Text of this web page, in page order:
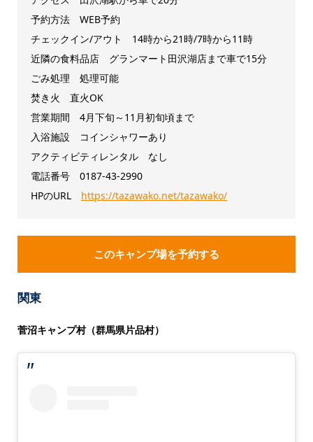
予約方法 WEB予約
チェックイン/アウト 14時から21時/7時から11時
近隣の食料品店 グランマート田沢湖店まで車で15分
ごみ処理 処理可能
焚き火 直火OK
営業期間 4月下旬～11月初旬頃まで
入浴施設 コインシャワーあり
アクティビティレンタル なし
電話番号 0187-43-2990
HPのURL https://tazawako.net/tazawako/
このキャンプ場を予約する
関東
菅沼キャンプ村（群馬県片品村）